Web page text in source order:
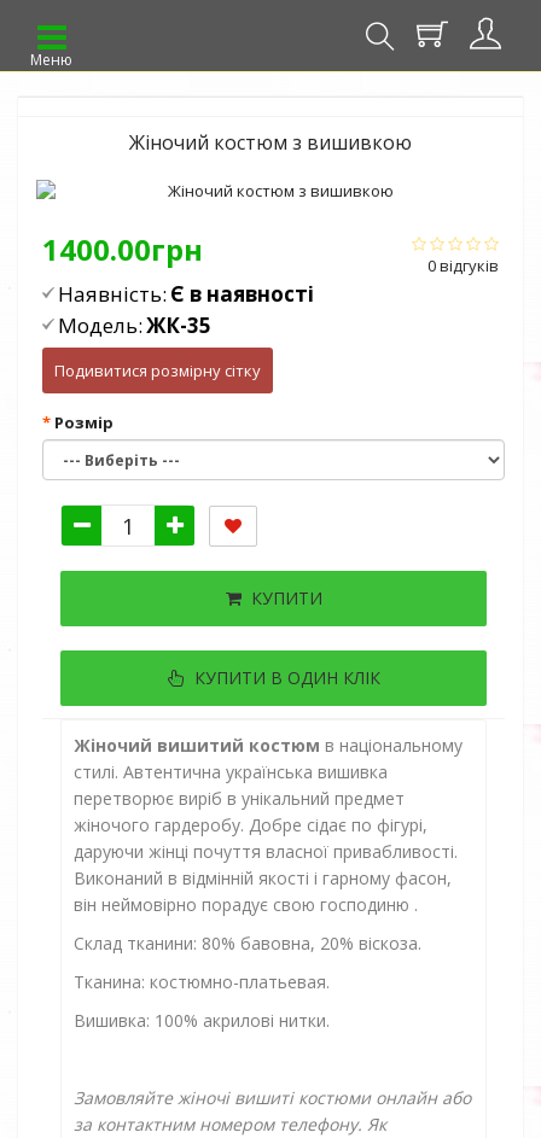
Меню
Жіночий костюм з вишивкою
0 відгуків
1400.00грн
Наявність: Є в наявності
Модель:ЖК-35
Подивитися розмірну сітку
Розмір
КУПИТИ
КУПИТИ В ОДИН КЛІК
Жіночий вишитий костюм в національному
стилі. Автентична українська вишивка
перетворює виріб в унікальний предмет
жіночого гардеробу. Добре сідає по фігурі,
даруючи жінці почуття власної привабливості.
Виконаний в відмінній якості і гарному фасон,
він неймовірно порадує свою господиню .
Склад тканини: 80% бавовна, 20% віскоза.
Тканина: костюмно-платьевая.
Вишивка: 100% акрилові нитки.
Замовляйте жіночі вишиті костюми онлайн або
за контактним номером телефону. Як